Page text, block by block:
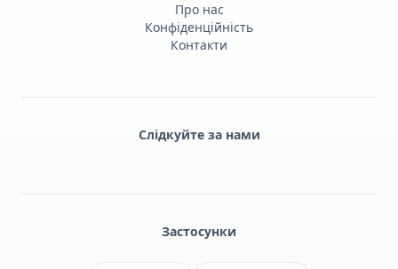
Про нас
Конфіденційність
Контакти
Слідкуйте за нами
Застосунки